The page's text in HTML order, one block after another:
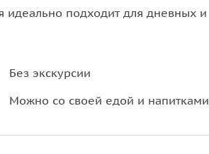
идеально подходит для дневных и
Без экскурсии
Можно со своей едой и напитками